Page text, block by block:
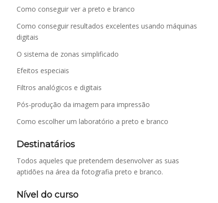
Como conseguir ver a preto e branco
Como conseguir resultados excelentes usando máquinas
digitais
O sistema de zonas simplificado
Efeitos especiais
Filtros analógicos e digitais
Pós-produção da imagem para impressão
Como escolher um laboratório a preto e branco
Destinatários
Todos aqueles que pretendem desenvolver as suas
aptidões na área da fotografia preto e branco.
Nível do curso